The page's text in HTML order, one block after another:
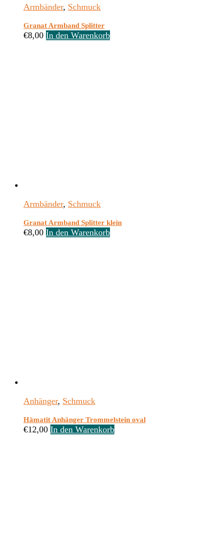
Armbänder, Schmuck
Granat Armband Splitter
€8,00 In den Warenkorb
Armbänder, Schmuck
Granat Armband Splitter klein
€8,00 In den Warenkorb
Anhänger, Schmuck
Hämatit Anhänger Trommelstein oval
€12,00 In den Warenkorb